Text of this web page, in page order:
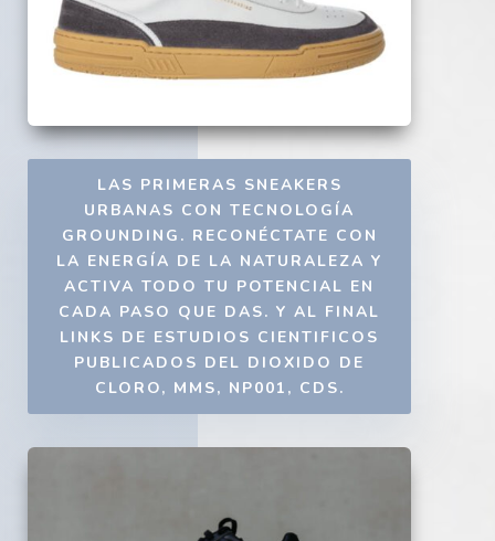
LAS PRIMERAS SNEAKERS
URBANAS CON TECNOLOGÍA
GROUNDING. RECONÉCTATE CON
LA ENERGÍA DE LA NATURALEZA Y
ACTIVA TODO TU POTENCIAL EN
CADA PASO QUE DAS. Y AL FINAL
LINKS DE ESTUDIOS CIENTIFICOS
PUBLICADOS DEL DIOXIDO DE
CLORO, MMS, NP001, CDS.